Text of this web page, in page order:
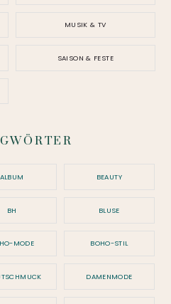
MUSIK & TV
SAISON & FESTE
ALBUM BEAUTY
BH BLUSE
MODE BOHO-STIL
DAMENMODE